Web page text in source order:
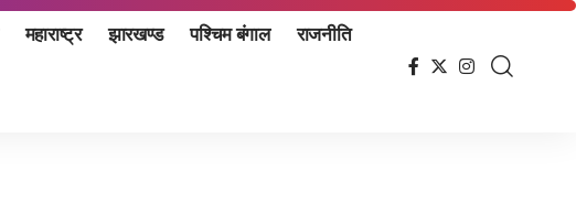
महाराष्ट्र झारखण्ड पश्चिम बंगाल राजनीति